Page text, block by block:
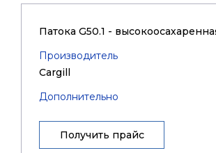
Патока G50.1 -
Производитель
Cargill
Дополнительно
Получить прайс